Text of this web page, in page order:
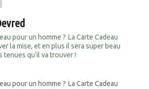
pour un homme ? La Carte Cadeau
la mise, et en plus il sera super beau
tenues qu’il va trouver !
pour un homme ? La Carte Cadeau